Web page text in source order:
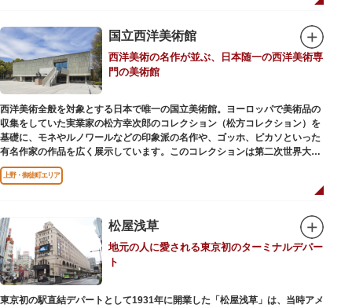
国立西洋美術館
西洋美術の名作が並ぶ、日本随一の西洋美術専
門の美術館
西洋美術全般を対象とする日本で唯一の国立美術館。ヨーロッパで美術品の
収集をしていた実業家の松方幸次郎のコレクション（松方コレクション）を
基礎に、モネやルノワールなどの印象派の名作や、ゴッホ、ピカソといった
有名作家の作品を広く展示しています。このコレクションは第二次世界大戦
中にフランス政府に接収され、戦後に専用の美術館を創設することを条件に
日本へ寄贈返還されました。
もの。「ル・コルビュジエの建築作品－近代建築運動への顕著な貢献－」の
構成資産の一つとして東京初の世界文化遺産に登録されています。前庭にも
ロダンの彫刻が展示されており、散策しながら美術鑑賞を楽しめるのも魅力
のひとつ。 ボランティア・スタッフと一緒に鑑賞する「美術トーク」や、解
説を聞きながら本館や前庭を一緒に歩く「建築ツアー」など、初めての来館
でも気軽に楽しめるプログラムも用意されています。
上野・御徒町エリア
松屋浅草
地元の人に愛される東京初のターミナルデパー
ト
東京初の駅直結デパートとして1931年に開業した「松屋浅草」は、当時アメ